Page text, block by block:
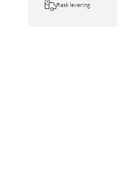
Rask levering